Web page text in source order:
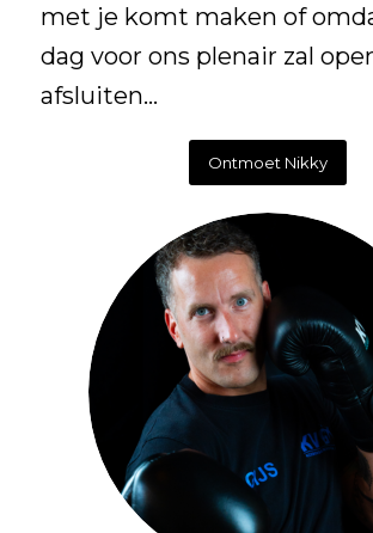
met je komt maken of
dag voor ons plenair zal
afsluiten…
Ontmoet Nikky